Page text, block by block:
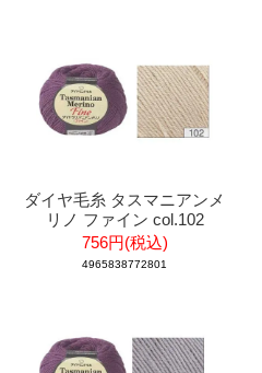
ダイヤ毛糸 タスマニアンメ
リノ ファイン col.102
756円(税込)
4965838772801